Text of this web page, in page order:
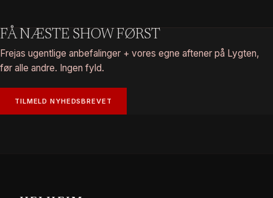
FÅ NÆSTE SHOW FØRST
Frejas ugentlige anbefalinger + vores egne aftener på Lygten,
før alle andre. Ingen fyld.
TILMELD NYHEDSBREVET